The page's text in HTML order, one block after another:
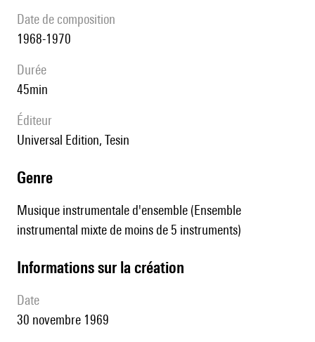
date de composition
1968-1970
durée
45min
éditeur
Universal Edition, Tesin
genre
Musique instrumentale d'ensemble (Ensemble
instrumental mixte de moins de 5 instruments)
informations sur la création
date
30 novembre 1969